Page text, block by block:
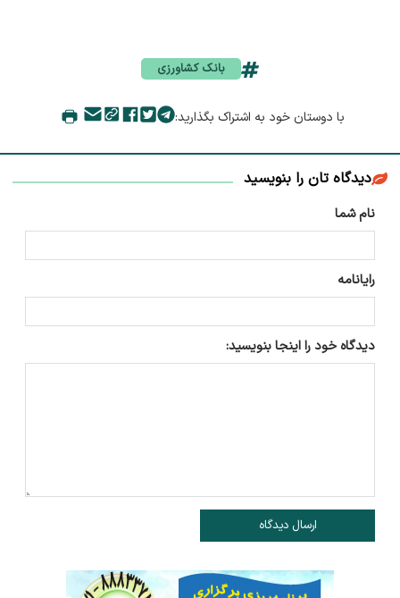
بانک کشاورزی
با دوستان خود به اشتراک بگذارید:
دیدگاه تان را بنویسید
نام شما
رایانامه
دیدگاه خود را اینجا بنویسید:
ارسال دیدگاه